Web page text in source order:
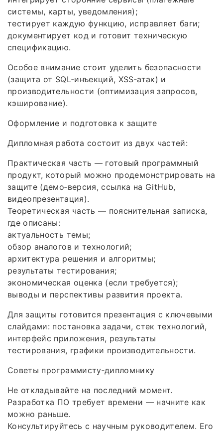
системы, карты, уведомления);
тестирует каждую функцию, исправляет баги;
документирует код и готовит техническую
спецификацию.
Особое внимание стоит уделить безопасности
(защита от SQL‑инъекций, XSS‑атак) и
производительности (оптимизация запросов,
кэширование).
Оформление и подготовка к защите
Дипломная работа состоит из двух частей:
Практическая часть — готовый программный
продукт, который можно продемонстрировать на
защите (демо‑версия, ссылка на GitHub,
видеопрезентация).
Теоретическая часть — пояснительная записка,
где описаны:
актуальность темы;
обзор аналогов и технологий;
архитектура решения и алгоритмы;
результаты тестирования;
экономическая оценка (если требуется);
выводы и перспективы развития проекта.
Для защиты готовится презентация с ключевыми
слайдами: постановка задачи, стек технологий,
интерфейс приложения, результаты
тестирования, графики производительности.
Советы программисту‑дипломнику
Не откладывайте на последний момент.
Разработка ПО требует времени — начните как
можно раньше.
Консультируйтесь с научным руководителем. Его